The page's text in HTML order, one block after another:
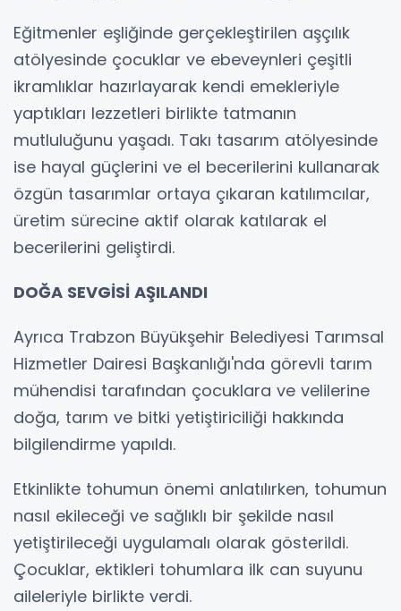
Eğitmenler eşliğinde gerçekleştirilen aşçılık
atölyesinde çocuklar ve ebeveynleri çeşitli
ikramlıklar hazırlayarak kendi emekleriyle
yaptıkları lezzetleri birlikte tatmanın
mutluluğunu yaşadı. Takı tasarım atölyesinde
ise hayal güçlerini ve el becerilerini kullanarak
özgün tasarımlar ortaya çıkaran katılımcılar,
üretim sürecine aktif olarak katılarak el
becerilerini geliştirdi.
DOĞA SEVGİSİ AŞILANDI
Ayrıca Trabzon Büyükşehir Belediyesi Tarımsal
Hizmetler Dairesi Başkanlığı'nda görevli tarım
mühendisi tarafından çocuklara ve velilerine
doğa, tarım ve bitki yetiştiriciliği hakkında
bilgilendirme yapıldı.
Etkinlikte tohumun önemi anlatılırken, tohumun
nasıl ekileceği ve sağlıklı bir şekilde nasıl
yetiştirileceği uygulamalı olarak gösterildi.
Çocuklar, ektikleri tohumlara ilk can suyunu
aileleriyle birlikte verdi.